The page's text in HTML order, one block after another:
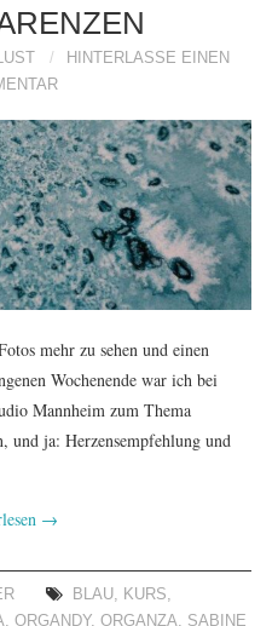
HINTERLASSE EINEN
mehr zu sehen und einen
Wochenende war ich bei
Mannheim zum Thema
und ja: Herzensempfehlung und
→
BLAU, KURS,
,ORGANDY,ORGANZA, SABINE